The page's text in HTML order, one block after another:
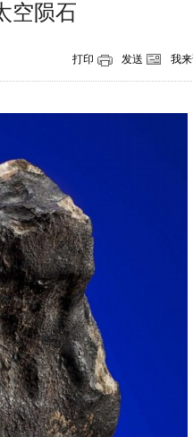
空陨石
打印 发送 我